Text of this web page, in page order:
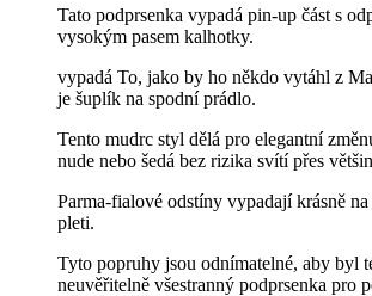
Tato podprsenka vypadá pin-up část s
vysokým pasem kalhotky.
vypadá To, jako by ho někdo vytáhl z
je šuplík na spodní prádlo.
Tento mudrc styl dělá pro elegantní
nude nebo šedá bez rizika svítí přes
Parma-fialové odstíny vypadají krásně
pleti.
Tyto popruhy jsou odnímatelné, aby byl
neuvěřitelně všestranný podprsenka pro